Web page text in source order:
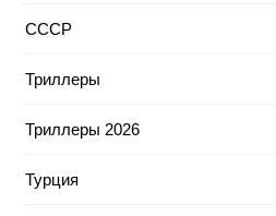
СССР
Триллеры
Триллеры 2026
Турция